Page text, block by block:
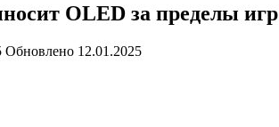
OLED за пределы игр
Обновлено 12.01.2025